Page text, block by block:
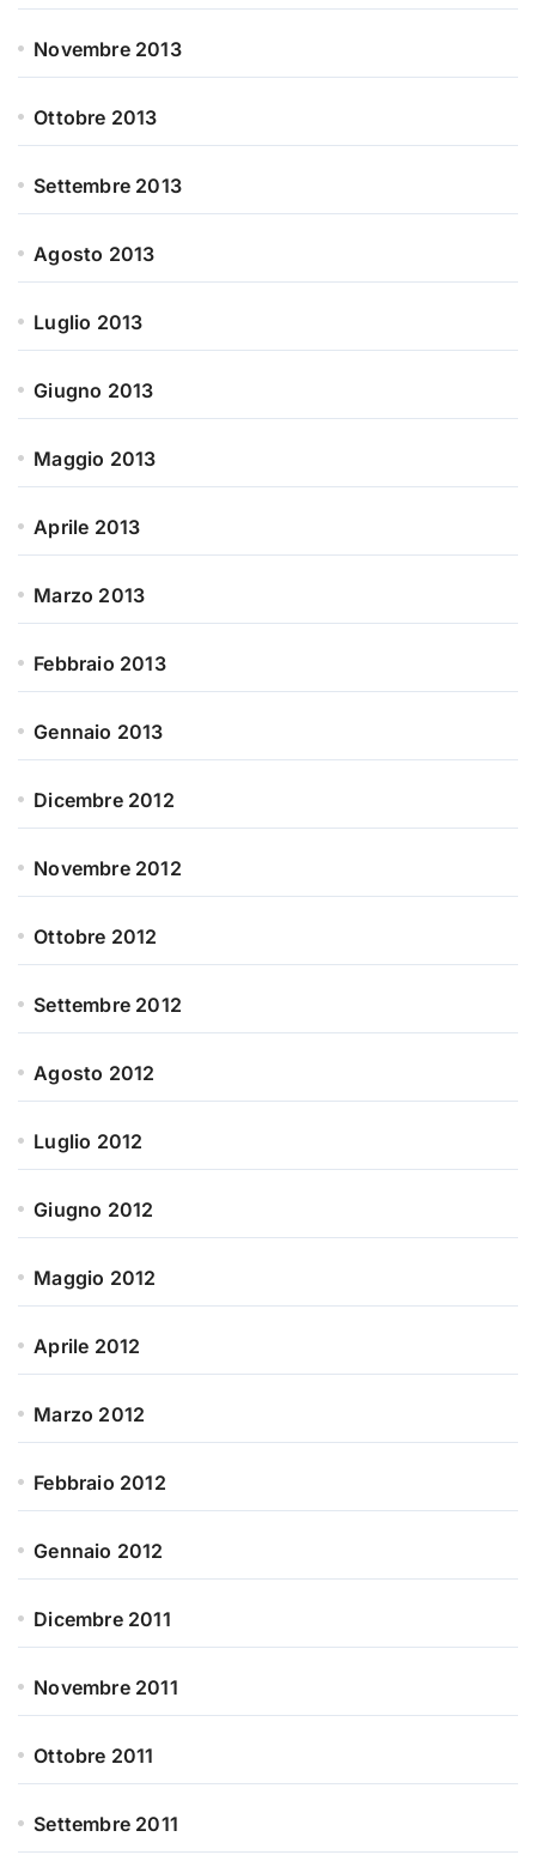
Novembre 2013
Ottobre 2013
Settembre 2013
Agosto 2013
Luglio 2013
Giugno 2013
Maggio 2013
Aprile 2013
Marzo 2013
Febbraio 2013
Gennaio 2013
Dicembre 2012
Novembre 2012
Ottobre 2012
Settembre 2012
Agosto 2012
Luglio 2012
Giugno 2012
Maggio 2012
Aprile 2012
Marzo 2012
Febbraio 2012
Gennaio 2012
Dicembre 2011
Novembre 2011
Ottobre 2011
Settembre 2011